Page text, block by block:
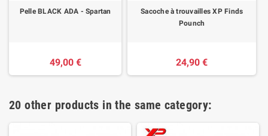
Pelle BLACK ADA - Spartan
49,00 €
Sacoche à trouvailles XP Finds
Pounch
24,90 €
20 other products in the same category: